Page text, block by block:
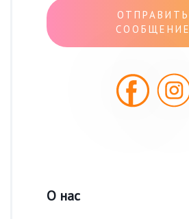
ОТПРАВИТЬ
СООБЩЕНИЕ
О нас